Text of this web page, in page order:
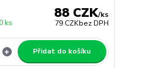
88 CZK/ks
79 CZKbez DPH
ks
Přidat do košíku